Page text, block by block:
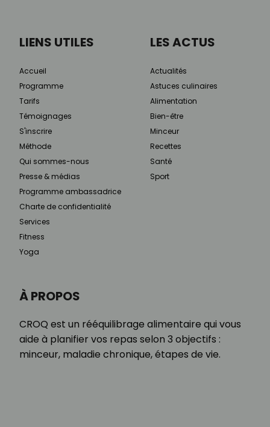
À PROPOS
CROQ est un rééquilibrage alimentaire qui vous
aide à planifier vos repas selon 3 objectifs :
minceur, maladie chronique, étapes de vie.
LIENS UTILES
Accueil
Programme
Tarifs
Témoignages
S'inscrire
Méthode
Qui sommes-nous
Presse & médias
Programme ambassadrice
Charte de confidentialité
Services
Fitness
Yoga
LES ACTUS
Actualités
Astuces culinaires
Alimentation
Bien-être
Minceur
Recettes
Santé
Sport